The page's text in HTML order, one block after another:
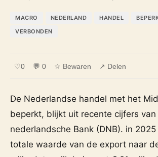
MACRO NEDERLAND HANDEL
VERBONDEN
♡0 💬 0 ☆ Bewaren ↗ Delen
De Nederlandse handel met het
beperkt, blijkt uit recente cijfers van
nederlandsche Bank (DNB). in
totale waarde van de export naar